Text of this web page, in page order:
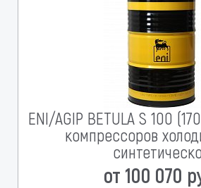
ENI/AGIP BETULA S 100
компрессоров
от 100 070